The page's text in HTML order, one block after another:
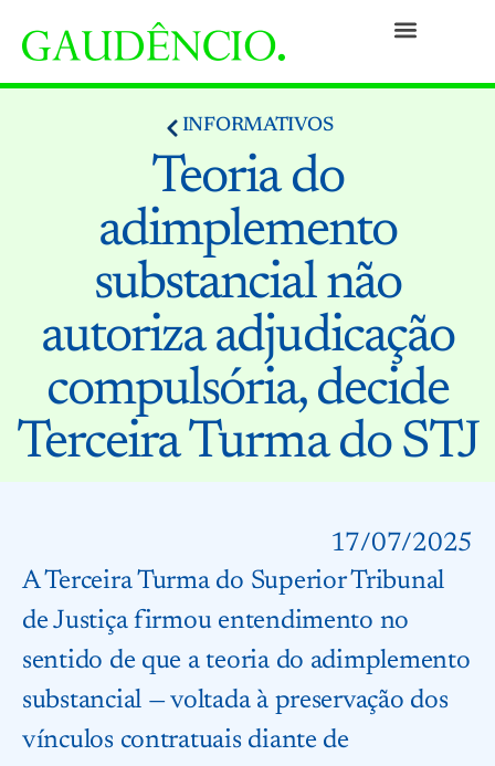
INFORMATIVOS
Teoria do
adimplemento
substancial não
autoriza adjudicação
compulsória, decide
Terceira Turma do STJ
17/07/2025
A Terceira Turma do Superior Tribunal
de Justiça firmou entendimento no
sentido de que a teoria do adimplemento
substancial — voltada à preservação dos
vínculos contratuais diante de